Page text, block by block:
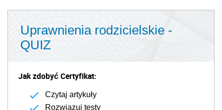
Uprawnienia rodzicielskie -
QUIZ
Jak zdobyć Certyfikat:
Czytaj artykuły
Rozwiązuj testy